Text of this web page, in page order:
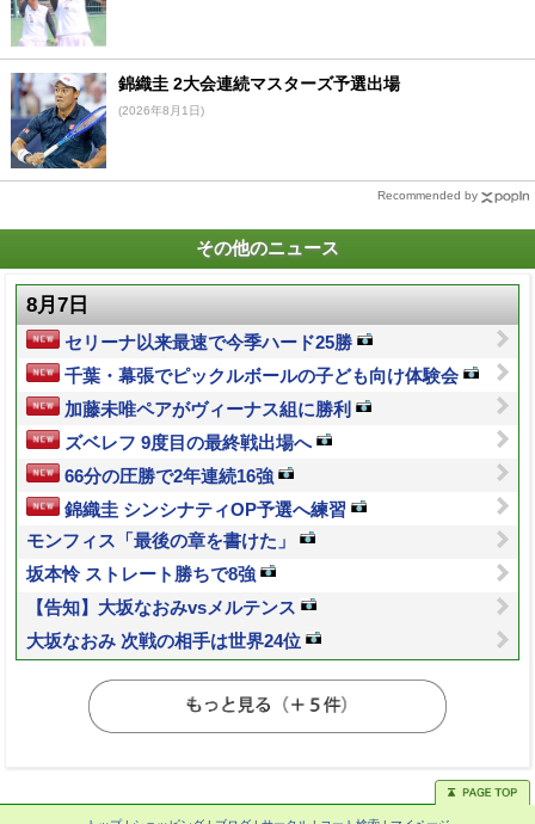
錦織圭 2大会連続マスターズ予選出場
(2026年8月1日)
Recommended by
その他のニュース
8月7日
セリーナ以来最速で今季ハード25勝
千葉・幕張でピックルボールの子ども向け体験会
加藤未唯ペアがヴィーナス組に勝利
ズベレフ 9度目の最終戦出場へ
66分の圧勝で2年連続16強
錦織圭 シンシナティOP予選へ練習
モンフィス「最後の章を書けた」
坂本怜 ストレート勝ちで8強
【告知】大坂なおみvsメルテンス
大坂なおみ 次戦の相手は世界24位